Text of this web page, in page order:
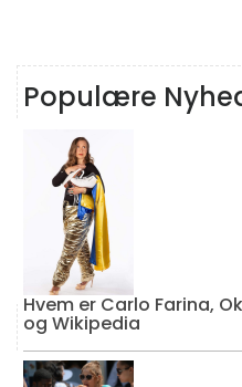
Populære
Hvem er Carlo Farina,
og Wikipedia